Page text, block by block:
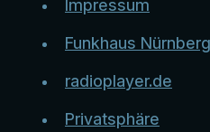
Impressum
Funkhaus Nürnberg
radioplayer.de
Privatsphäre